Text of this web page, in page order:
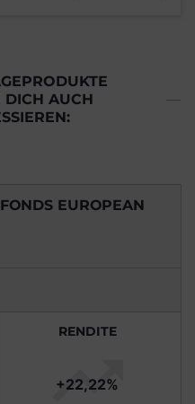
DICH AUCH
EUROPEAN
RENDITE
+22,22%